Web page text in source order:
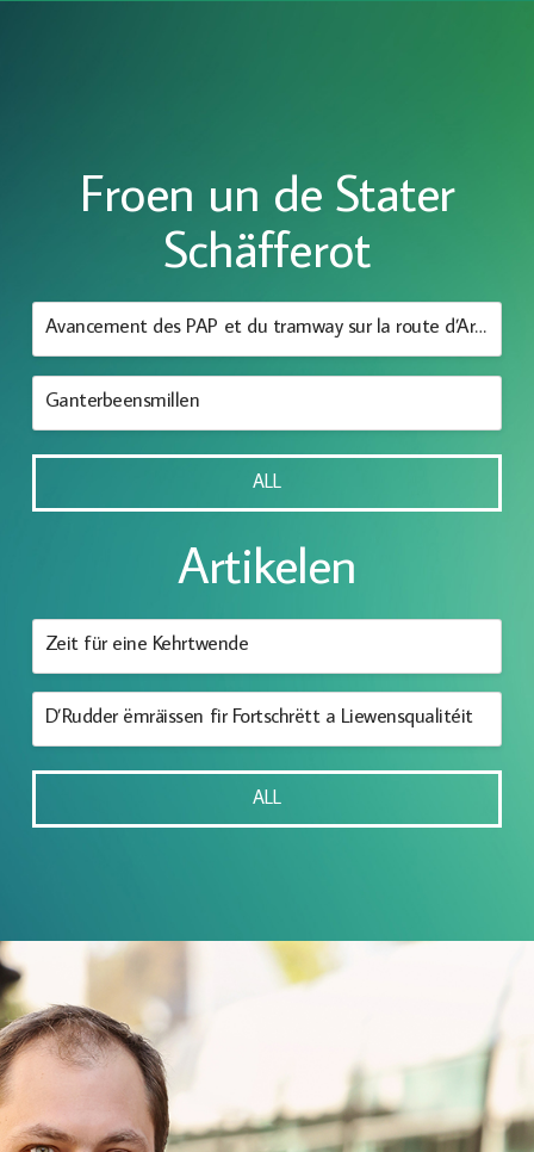
Froen un de Stater
Schäfferot
Avancement des PAP et du tramway sur la route d’Arlon
Ganterbeensmillen
ALL
Artikelen
Zeit für eine Kehrtwende
D’Rudder ëmräissen fir Fortschrëtt a Liewensqualitéit
ALL